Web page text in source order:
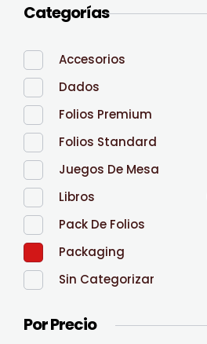
Categorías
Accesorios
Dados
Folios Premium
Folios Standard
Juegos De Mesa
Libros
Pack De Folios
Packaging
Sin Categorizar
Por Precio